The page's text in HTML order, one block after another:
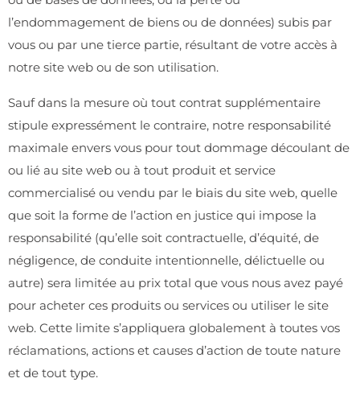
l’endommagement de biens ou de données) subis par
vous ou par une tierce partie, résultant de votre accès à
notre site web ou de son utilisation.
Sauf dans la mesure où tout contrat supplémentaire
stipule expressément le contraire, notre responsabilité
maximale envers vous pour tout dommage découlant de
ou lié au site web ou à tout produit et service
commercialisé ou vendu par le biais du site web, quelle
que soit la forme de l’action en justice qui impose la
responsabilité (qu’elle soit contractuelle, d’équité, de
négligence, de conduite intentionnelle, délictuelle ou
autre) sera limitée au prix total que vous nous avez payé
pour acheter ces produits ou services ou utiliser le site
web. Cette limite s’appliquera globalement à toutes vos
réclamations, actions et causes d’action de toute nature
et de tout type.